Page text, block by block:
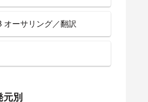
オーサリング／翻訳
元別